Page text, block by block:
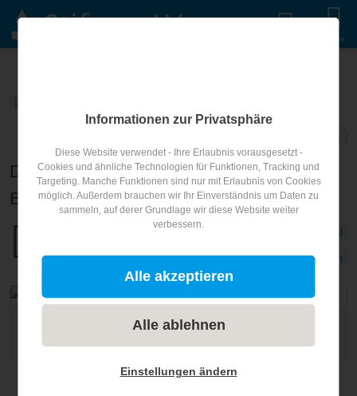
Menu
Teilen
Das waren die 16. Berlin-Brandenburger
Brunnentage
Portal
Berlin
https://gwf-wasser.de/events/berlin-brandenburger-
brunnentage-2026-grundwasser-im-fokus/
Informationen zur Privatsphäre
Diese Website verwendet - Ihre Erlaubnis vorausgesetzt -
Cookies und ähnliche Technologien für Funktionen, Tracking und
Targeting. Manche Funktionen sind nur mit Erlaubnis von Cookies
möglich. Außerdem brauchen wir Ihr Einverständnis um Daten zu
sammeln, auf derer Grundlage wir diese Website weiter
verbessern.
Alle akzeptieren
Alle ablehnen
Einstellungen ändern